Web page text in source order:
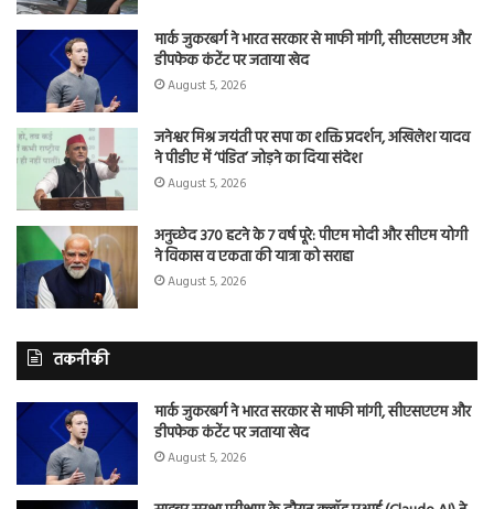
मार्क जुकरबर्ग ने भारत सरकार से माफी मांगी, सीएसएएम और
डीपफेक कंटेंट पर जताया खेद
August 5, 2026
जनेश्वर मिश्र जयंती पर सपा का शक्ति प्रदर्शन, अखिलेश यादव
ने पीडीए में ‘पंडित’ जोड़ने का दिया संदेश
August 5, 2026
अनुच्छेद 370 हटने के 7 वर्ष पूरे: पीएम मोदी और सीएम योगी
ने विकास व एकता की यात्रा को सराहा
August 5, 2026
तकनीकी
मार्क जुकरबर्ग ने भारत सरकार से माफी मांगी, सीएसएएम और
डीपफेक कंटेंट पर जताया खेद
August 5, 2026